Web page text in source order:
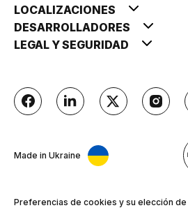
LOCALIZACIONES
DESARROLLADORES
LEGAL Y SEGURIDAD
Made in Ukraine
Preferencias de cookies y su elección